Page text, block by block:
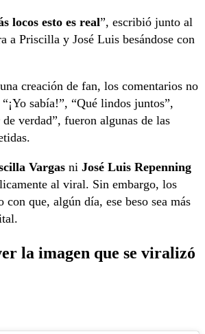
locos esto es real”, escribió junto al
a Priscilla y José Luis besándose con
creación de fan, los comentarios no
sabía!”, “Qué lindos juntos”,
verdad”, fueron algunas de las
Vargas ni José Luis Repenning
al viral. Sin embargo, los
con que, algún día, ese beso sea más
la imagen que se viralizó